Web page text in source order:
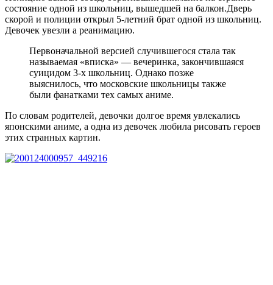
состояние одной из школьниц, вышедшей на балкон.Дверь
скорой и полиции открыл 5-летний брат одной из школьниц.
Девочек увезли а реанимацию.
Первоначальной версией случившегося стала так
называемая «вписка» — вечеринка, закончившаяся
суицидом 3-х школьниц. Однако позже
выяснилось, что московские школьницы также
были фанатками тех самых аниме.
По словам родителей, девочки долгое время увлекались
японскими аниме, а одна из девочек любила рисовать героев
этих странных картин.